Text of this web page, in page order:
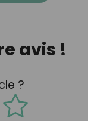
avis !
?